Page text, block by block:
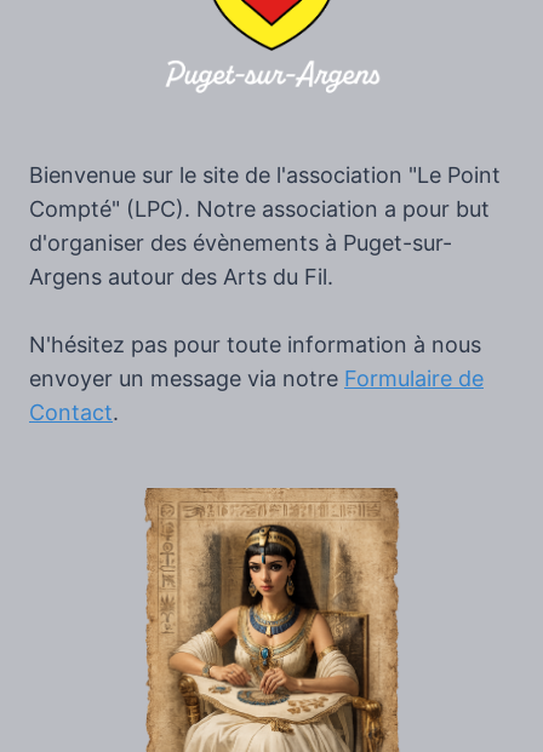
Bienvenue sur le site de l'association "Le Point
Compté" (LPC). Notre association a pour but
d'organiser des évènements à Puget-sur-
Argens autour des Arts du Fil.
N'hésitez pas pour toute information à nous
envoyer un message via notre Formulaire de
Contact.